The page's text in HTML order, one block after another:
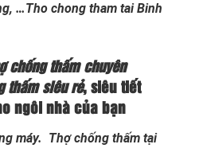
…Tho chong tham tai Binh
chống thấm chuyên
thấm siêu rẻ, siêu tiết
ngôi nhà của bạn
máy. Thợ chống thấm tại